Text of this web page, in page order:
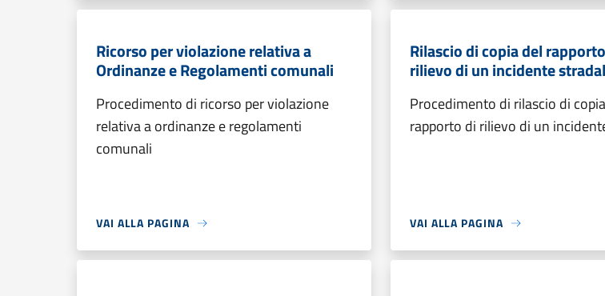
Ricorso per violazione relativa a
Ordinanze e Regolamenti comunali
Procedimento di ricorso per violazione
relativa a ordinanze e regolamenti
comunali
VAI ALLA PAGINA
Rilascio di copia del
rilievo di un incidente
Procedimento di rilascio di
rapporto di rilievo di un
VAI ALLA PAGINA